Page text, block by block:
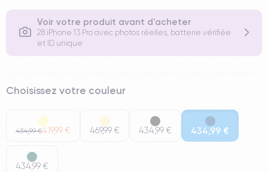
Voir votre produit avant d'acheter
28 iPhone 13 Pro avec photos réelles, batterie vérifiée
et ID unique
Choisissez votre couleur
434,99 €419,99 € 469,99 € 434,99 € 434,99 €
434,99 €